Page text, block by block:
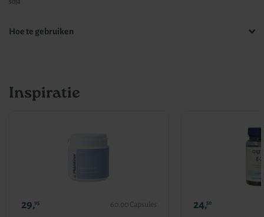
Hoe te gebruiken
Inspiratie
29,95 60.00 Capsules 24,50